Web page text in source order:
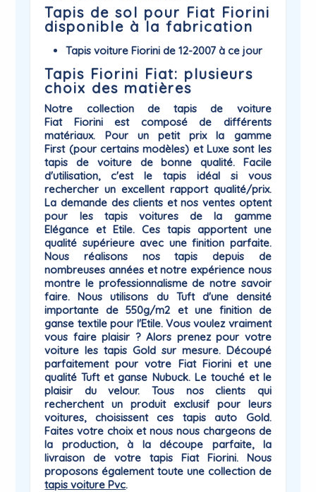
Tapis de sol pour Fiat Fiorini
disponible à la fabrication
Tapis voiture Fiorini de 12-2007 à ce jour
Tapis Fiorini Fiat: plusieurs
choix des matières
Notre collection detapis de voiture
FiatFioriniest composé de différents
matériaux. Pour un petit prix la gamme
First(pour certains modèles) et Luxesont les
tapis de voiture de bonne qualité. Facile
d'utilisation, c'est le tapis idéal si vous
rechercher un excellent rapport qualité/prix.
La demande des clients et nos ventes optent
pour les tapis voitures de la gamme
Elégance etEtile. Ces tapis apportent une
qualité supérieure avec une finition parfaite.
Nous réalisons nos tapis depuis de
nombreuses années et notre expérience nous
montre le professionnalisme de notre savoir
faire. Nous utilisons du Tuft d'une densité
importante de 550g/m2 et une finition de
ganse textile pour l'Etile. Vous voulez vraiment
vous faire plaisir ? Alors prenez pour votre
voiture les tapis Gold sur mesure. Découpé
parfaitement pour votre Fiat Fiorini et une
qualité Tuft et ganse Nubuck. Le touché et le
plaisir duvelour. Tous nos clients qui
recherchent un produit exclusif pour leurs
voitures, choisissent ces tapis auto Gold.
Faites votre choix et nous nous chargeons de
la production, à la découpe parfaite, la
livraison de votre tapis Fiat Fiorini. Nous
proposons également toute une collection de
tapis voiture Pvc.